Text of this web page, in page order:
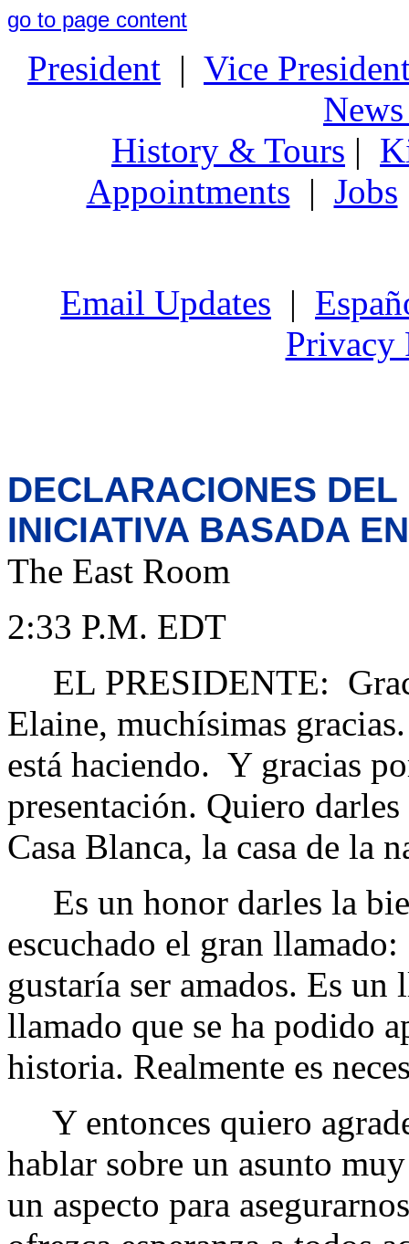
go to page content
President | Vice
History & Tours |
Appointments | Jobs
Email Updates |
Privacy
DECLARACIONES
INICIATIVA BASADA
The East Room
2:33 P.M. EDT
EL PRESIDENTE:
Elaine, muchísimas
está haciendo. Y gracias
presentación. Quiero
Casa Blanca, la casa de la
Es un honor darles la
escuchado el gran
gustaría ser amados. Es
llamado que se ha podido
historia. Realmente es
Y entonces quiero
hablar sobre un asunto
un aspecto para